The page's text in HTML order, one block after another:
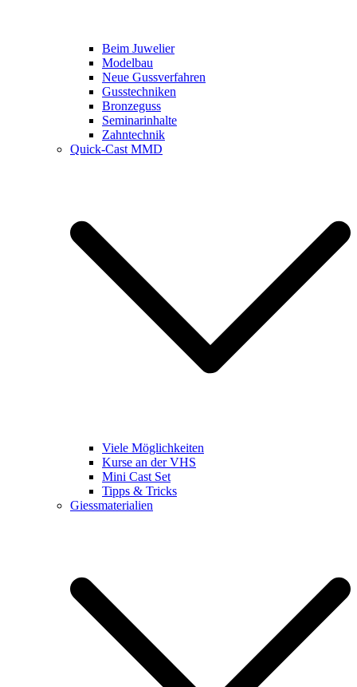
Beim Juwelier
Modelbau
Neue Gussverfahren
Gusstechniken
Bronzeguss
Seminarinhalte
Zahntechnik
Quick-Cast MMD
Viele Möglichkeiten
Kurse an der VHS
Mini Cast Set
Tipps & Tricks
Giessmaterialien